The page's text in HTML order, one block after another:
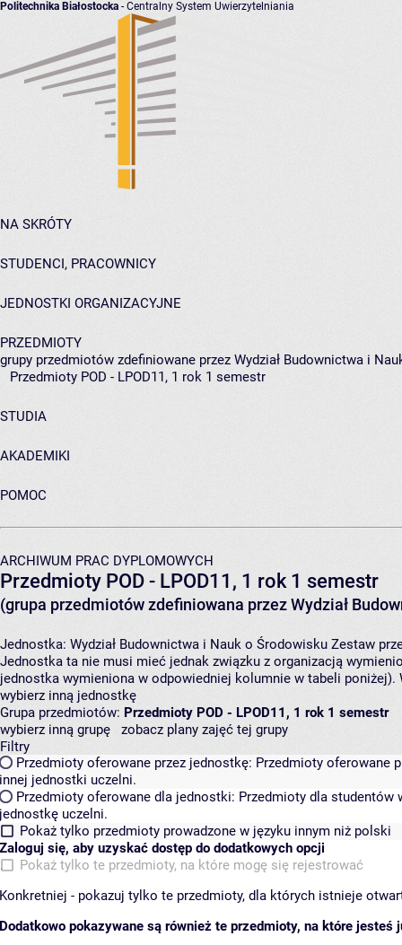
Politechnika Białostocka - Centralny System Uwierzytelniania
NA SKRÓTY
STUDENCI, PRACOWNICY
JEDNOSTKI ORGANIZACYJNE
PRZEDMIOTY
grupy przedmiotów zdefiniowane przez Wydział Budownictwa i
Przedmioty POD - LPOD11, 1 rok 1 semestr
STUDIA
AKADEMIKI
POMOC
ARCHIWUM PRAC DYPLOMOWYCH
Przedmioty POD - LPOD11, 1 rok 1 semestr
(grupa przedmiotów zdefiniowana przez Wydział
Jednostka: Wydział Budownictwa i Nauk o Środowisku Zestaw
Jednostka ta nie musi mieć jednak związku z organizacją
jednostka wymieniona w odpowiedniej kolumnie w tabeli
wybierz inną jednostkę
Grupa przedmiotów: Przedmioty POD - LPOD11, 1 rok 1 semestr
wybierz inną grupę
zobacz plany zajęć tej grupy
Filtry
Przedmioty oferowane przez jednostkę: Przedmioty oferowane
innej jednostki uczelni.
Przedmioty oferowane dla jednostki: Przedmioty dla studentów
jednostkę uczelni.
Pokaż tylko przedmioty prowadzone w języku innym niż polski
Zaloguj się, aby uzyskać dostęp do dodatkowych opcji
Pokaż tylko te przedmioty, na które mogę się rejestrować
Konkretniej - pokazuj tylko te przedmioty, dla których istnieje
Dodatkowo pokazywane są również te przedmioty, na które jesteś